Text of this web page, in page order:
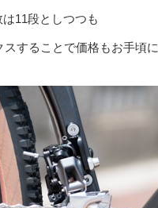
11段としつつも
することで価格もお手頃に